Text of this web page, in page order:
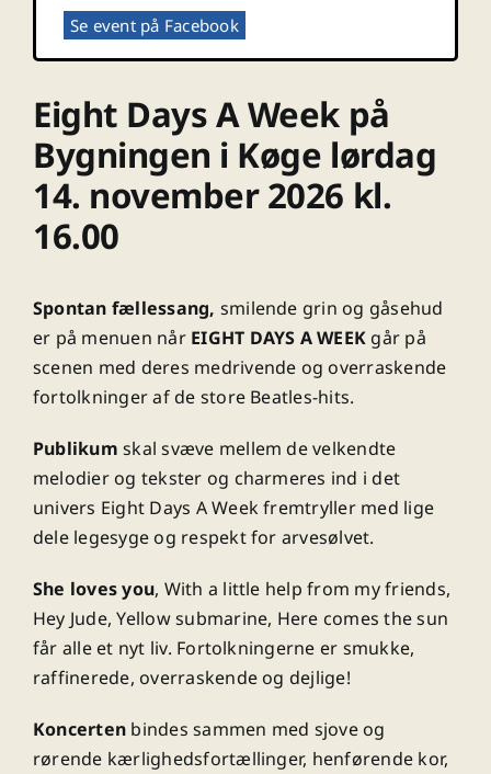
Se event på Facebook
Eight Days A Week på
Bygningen i Køge lørdag
14. november 2026 kl.
16.00
Spontan fællessang, smilende grin og gåsehud
er på menuen når EIGHT DAYS A WEEK går på
scenen med deres medrivende og overraskende
fortolkninger af de store Beatles-hits.
Publikum skal svæve mellem de velkendte
melodier og tekster og charmeres ind i det
univers Eight Days A Week fremtryller med lige
dele legesyge og respekt for arvesølvet.
She loves you, With a little help from my friends,
Hey Jude, Yellow submarine, Here comes the sun
får alle et nyt liv. Fortolkningerne er smukke,
raffinerede, overraskende og dejlige!
Koncerten bindes sammen med sjove og
rørende kærlighedsfortællinger, henførende kor,